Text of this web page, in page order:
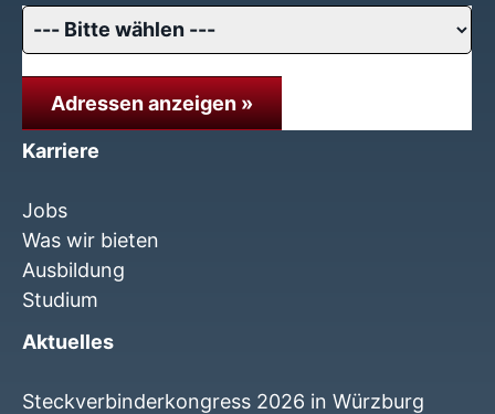
Adressen anzeigen »
Karriere
Jobs
Was wir bieten
Ausbildung
Studium
Aktuelles
Steckverbinderkongress 2026 in Würzburg